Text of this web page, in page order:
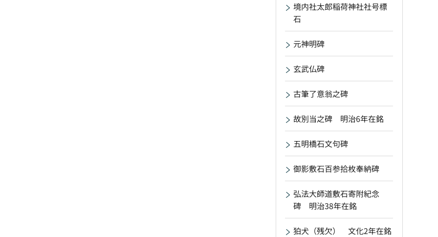
境内社太郎稲荷神社社号標
石
元神明碑
玄武仏碑
古筆了意翁之碑
故別当之碑 明治6年在銘
五明橋石文句碑
御影敷石百参拾枚奉納碑
弘法大師道敷石寄附紀念
碑 明治38年在銘
狛犬（残欠） 文化2年在銘